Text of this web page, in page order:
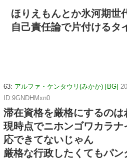
ほりえもんとか氷河期世
自己責任論で片付けるタ
63: アルファ・ケンタウリ(みかか) [BG]
ID:9GNDHMxn0
滞在資格を厳格にするのは
現時点でニホンゴワカラ
応できてないじゃん
厳格な行政したくてもパ